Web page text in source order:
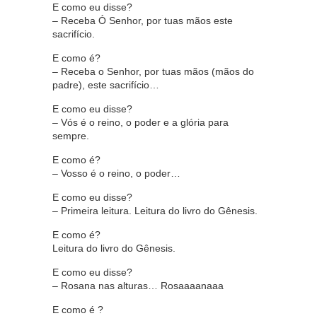
E como eu disse?
– Receba Ó Senhor, por tuas mãos este
sacrifício.
E como é?
– Receba o Senhor, por tuas mãos (mãos do
padre), este sacrifício…
E como eu disse?
– Vós é o reino, o poder e a glória para
sempre.
E como é?
– Vosso é o reino, o poder…
E como eu disse?
– Primeira leitura. Leitura do livro do Gênesis.
E como é?
Leitura do livro do Gênesis.
E como eu disse?
– Rosana nas alturas… Rosaaaanaaa
E como é ?